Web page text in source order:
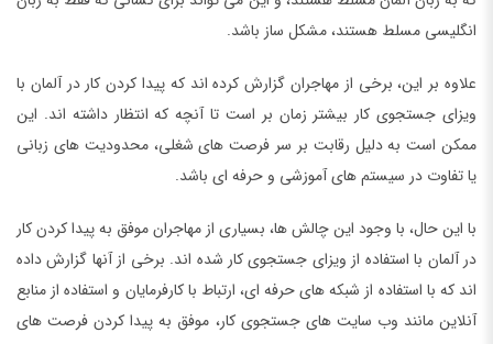
انگلیسی مسلط هستند، مشکل ساز باشد.
علاوه بر این، برخی از مهاجران گزارش کرده اند که پیدا کردن کار در آلمان با
ویزای جستجوی کار بیشتر زمان بر است تا آنچه که انتظار داشته اند. این
ممکن است به دلیل رقابت بر سر فرصت های شغلی، محدودیت های زبانی
یا تفاوت در سیستم های آموزشی و حرفه ای باشد.
با این حال، با وجود این چالش ها، بسیاری از مهاجران موفق به پیدا کردن کار
در آلمان با استفاده از ویزای جستجوی کار شده اند. برخی از آنها گزارش داده
اند که با استفاده از شبکه های حرفه ای، ارتباط با کارفرمایان و استفاده از منابع
آنلاین مانند وب سایت های جستجوی کار، موفق به پیدا کردن فرصت های